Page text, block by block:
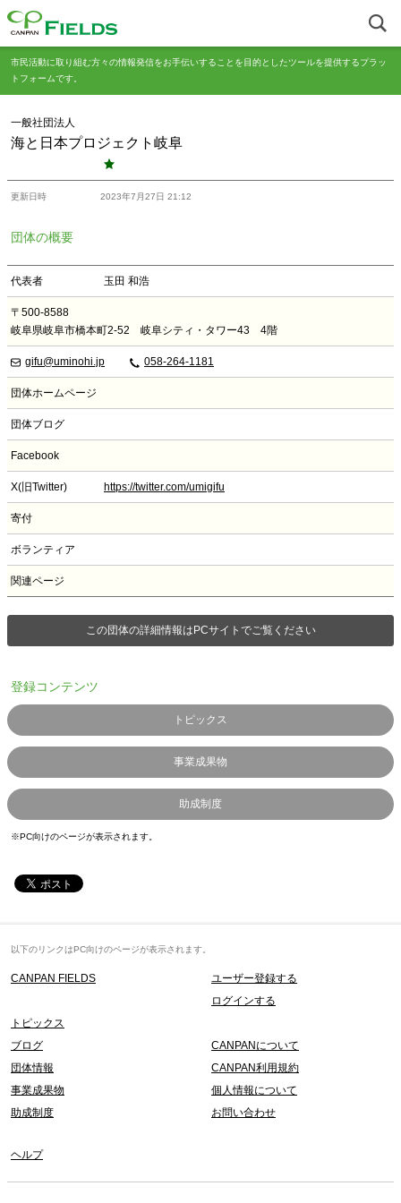
市民活動に取り組む方々の情報発信をお手伝いすることを目的としたツールを提供するプラッ
トフォームです。
一般社団法人
海と日本プロジェクト岐阜
更新日時 2023年7月27日 21:12
団体の概要
代表者 玉田 和浩
〒500-8588
岐阜県岐阜市橋本町2-52 岐阜シティ・タワー43 4階
gifu@uminohi.jp 058-264-1181
団体ホームページ
団体ブログ
Facebook
X(旧Twitter) https://twitter.com/umigifu
寄付
ボランティア
関連ページ
この団体の詳細情報はPCサイトでご覧ください
登録コンテンツ
トピックス
事業成果物
助成制度
※PC向けのページが表示されます。
以下のリンクはPC向けのページが表示されます。
CANPAN FIELDS
ユーザー登録する
ログインする
トピックス
ブログ
団体情報
事業成果物
助成制度
CANPANについて
CANPAN利用規約
個人情報について
お問い合わせ
ヘルプ